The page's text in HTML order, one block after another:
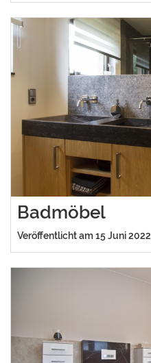
Badmöbel
Veröffentlicht am 15 Juni 2022